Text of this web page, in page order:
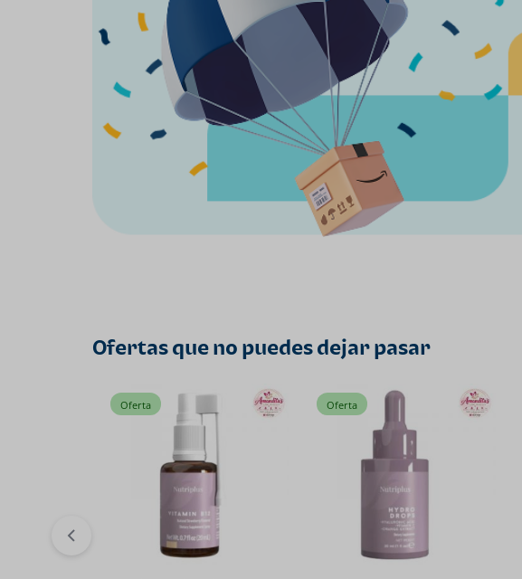
Ofertas que no puedes dejar pasar
Oferta Oferta